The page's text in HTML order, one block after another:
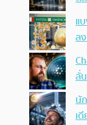
แ
ล
ลั่
นั
เ